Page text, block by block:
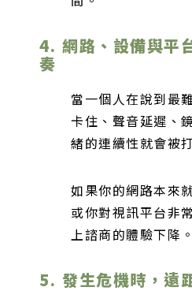
4. 網路、設備與平
奏
當一個人在說到最
卡住、聲音延遲、
緒的連續性就會被
如果你的網路本來
或你對視訊平台非
上諮商的體驗下降。
5. 發生危機時，遠